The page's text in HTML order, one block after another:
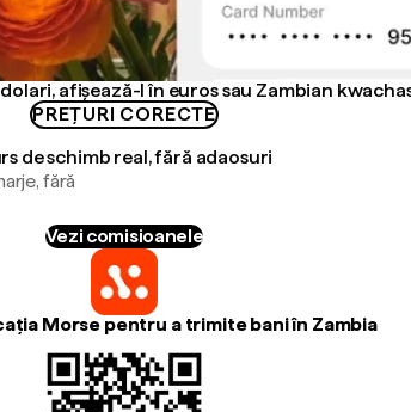
afișează-l în euros sau Zambian
PREȚURI CORECTE
de schimb real, fără adaosuri
fără
Vezi comisioanele
Morse pentru a trimite bani în Zambia